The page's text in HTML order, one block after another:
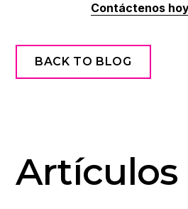
Contáctenos
BACK TO BLOG
Artículos